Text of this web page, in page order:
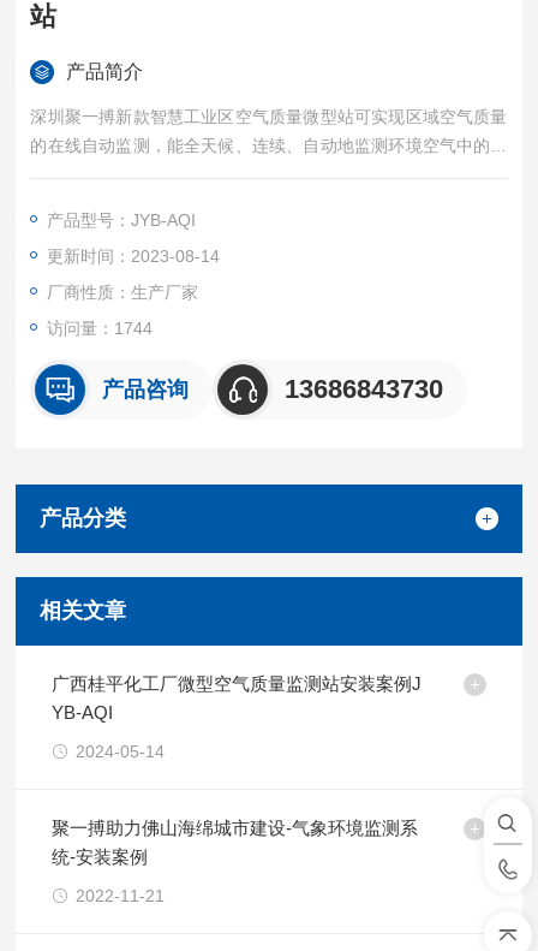
站
产品简介
深圳聚一搏新款智慧工业区空气质量微型站可实现区域空气质量
的在线自动监测，能全天候、连续、自动地监测环境空气中的二
氧化硫、二氧化氮、臭氧、、PM2.5、PM10和有机挥发物的实
地反映区域环境空气质量状况及变化规律，为环保部门的环境决
策、环境管理、污染防治提供详实的数据资料和科学依据。
产品型号：JYB-AQI
更新时间：2023-08-14
厂商性质：生产厂家
访问量：1744
产品咨询 13686843730
产品分类
相关文章
广西桂平化工厂微型空气质量监测站安装案例J
YB-AQI
2024-05-14
聚一搏助力佛山海绵城市建设-气象环境监测系
统-安装案例
2022-11-21